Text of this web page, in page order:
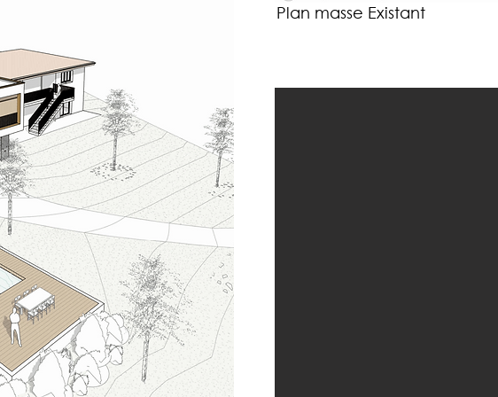
Plan masse Existant